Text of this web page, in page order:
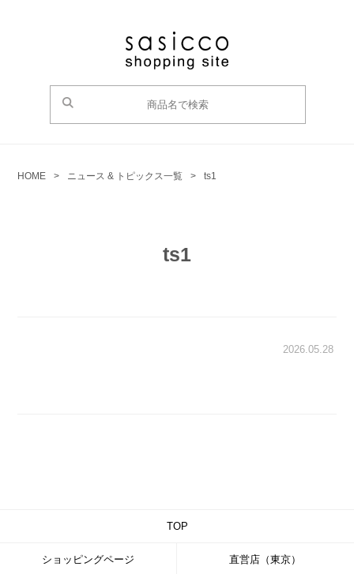
HOME > ニュース & トピックス一覧 > ts1
ts1
2026.05.28
TOP
ショッピングページ 直営店（東京）